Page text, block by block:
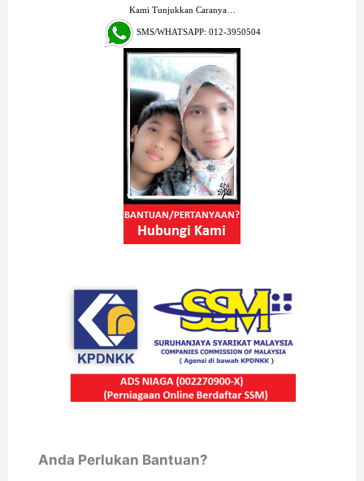
Kami Tunjukkan Caranya…
SMS/WHATSAPP: 012-3950504
Anda Perlukan Bantuan?